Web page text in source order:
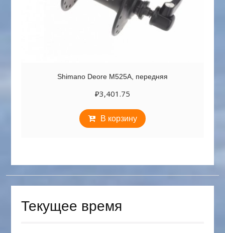
Shimano Deore M525A, передняя
₽3,401.75
В корзину
Текущее время